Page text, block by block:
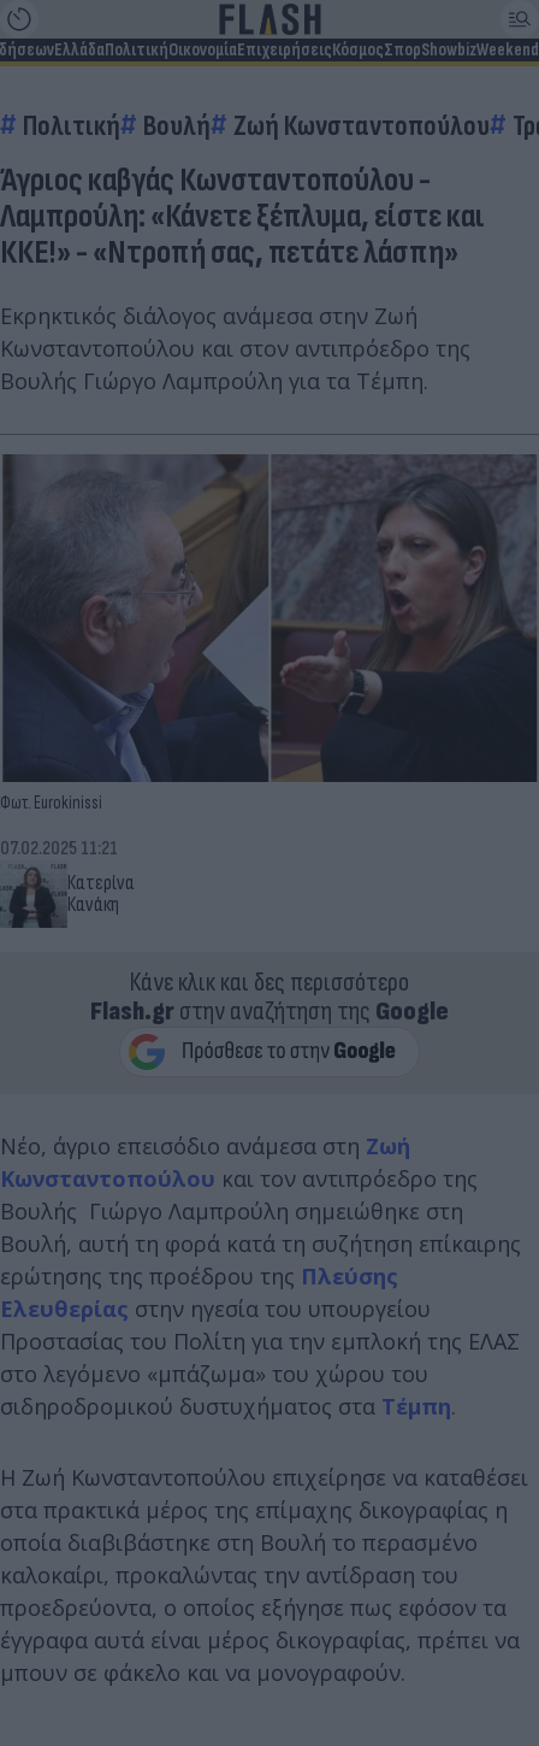
ΕλλάδαΠολιτικήΟικονομίαΕπιχειρήσειςΚόσμοςΣπορShowbizWeekend
Πολιτική Βουλή Ζωή Κωνσταντοπούλου
Άγριος καβγάς Κωνσταντοπούλου -
Λαμπρούλη: «Κάνετε ξέπλυμα, είστε και
ΚΚΕ!» - «Ντροπή σας, πετάτε λάσπη»
Εκρηκτικός διάλογος ανάμεσα στην Ζωή
Κωνσταντοπούλου και στον αντιπρόεδρο της
Βουλής Γιώργο Λαμπρούλη για τα Τέμπη.
Φωτ. Eurokinissi
Κατερίνα
Κανάκη
07.02.2025 11:21
Κάνε κλικ και δες περισσότερο
Flash.grστην αναζήτηση της Google
Νέο, άγριο επεισόδιο ανάμεσα στη Ζωή
Κωνσταντοπούλου και τον αντιπρόεδρο της
Βουλής Γιώργο Λαμπρούλη σημειώθηκε στη
Βουλή, αυτή τη φορά κατά τη συζήτηση επίκαιρης
ερώτησης της προέδρου της Πλεύσης
Ελευθερίας στην ηγεσία του υπουργείου
Προστασίας του Πολίτη για την εμπλοκή της ΕΛΑΣ
στο λεγόμενο «μπάζωμα» του χώρου του
σιδηροδρομικού δυστυχήματος στα Τέμπη.
Η Ζωή Κωνσταντοπούλου επιχείρησε να καταθέσει
στα πρακτικά μέρος της επίμαχης δικογραφίας η
οποία διαβιβάστηκε στη Βουλή το περασμένο
καλοκαίρι, προκαλώντας την αντίδραση του
προεδρεύοντα, ο οποίος εξήγησε πως εφόσον τα
έγγραφα αυτά είναι μέρος δικογραφίας, πρέπει να
μπουν σε φάκελο και να μονογραφούν.